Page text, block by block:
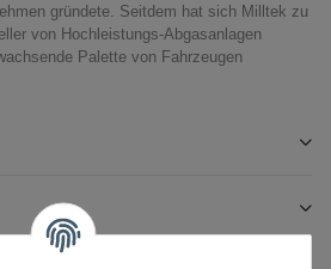
gründete. Seitdem hat sich Milltek zu
von Hochleistungs-Abgasanlagen
Palette von Fahrzeugen